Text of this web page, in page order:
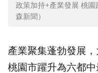
政策加持+產業發展 桃
森新聞）
產業聚集蓬勃發展
桃園市躍升為六都